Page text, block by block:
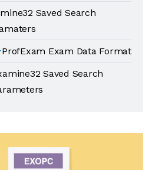
Saved Search
ProfExam Exam Data Format
Saved Search